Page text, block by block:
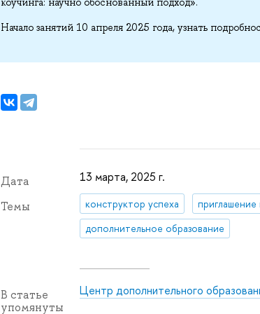
Начало занятий 10 апреля 2025 года, узнать
Дата 13 марта, 2025 г.
Темы конструктор успеха
приглашение
дополнительное образование
В статье
упомянуты
Центр дополнительного